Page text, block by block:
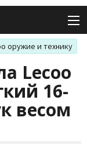
оружие и технику
Lecoo
16-
весом